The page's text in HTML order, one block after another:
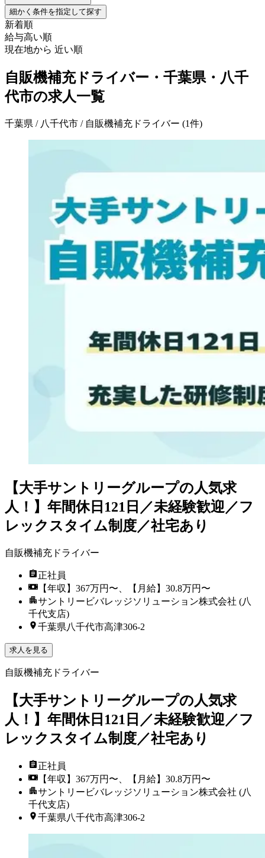
細かく条件を指定して探す
新着順
給与高い順
現在地から 近い順
自販機補充ドライバー・千葉県・八千
代市の求人一覧
千葉県 / 八千代市 / 自販機補充ドライバー (1件)
【大手サントリーグループの人気求
人！】年間休日121日／未経験歓迎／フ
レックスタイム制度／社宅あり
自販機補充ドライバー
正社員
【年収】367万円〜、【月給】30.8万円〜
サントリービバレッジソリューション株式会社 (八
千代支店)
千葉県八千代市高津306-2
求人を見る
自販機補充ドライバー
【大手サントリーグループの人気求
人！】年間休日121日／未経験歓迎／フ
レックスタイム制度／社宅あり
正社員
【年収】367万円〜、【月給】30.8万円〜
サントリービバレッジソリューション株式会社 (八
千代支店)
千葉県八千代市高津306-2